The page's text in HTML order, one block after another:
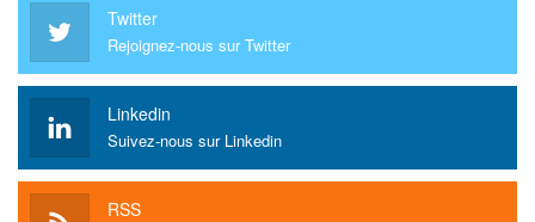
Twitter
Rejoignez-nous sur Twitter
Linkedin
Suivez-nous sur Linkedin
RSS